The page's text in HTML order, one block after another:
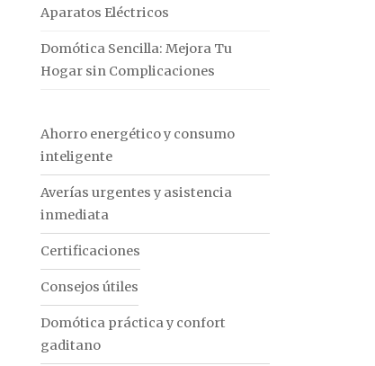
Aparatos Eléctricos
Domótica Sencilla: Mejora Tu
Hogar sin Complicaciones
Ahorro energético y consumo
inteligente
Averías urgentes y asistencia
inmediata
Certificaciones
Consejos útiles
Domótica práctica y confort
gaditano